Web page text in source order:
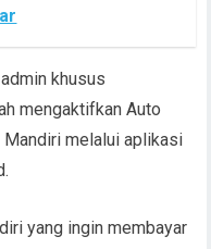
khusus
mengaktifkan Auto
melalui aplikasi
yang ingin membayar